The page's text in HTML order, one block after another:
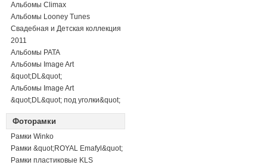
Альбомы Climax
Альбомы Looney Tunes
Свадебная и Детская коллекция
2011
Альбомы PATA
Альбомы Image Art
&quot;DL&quot;
Альбомы Image Art
&quot;DL&quot; под уголки&quot;
Фоторамки
Рамки Winko
Рамки &quot;ROYAL Emafyl&quot;
Рамки пластиковые KLS